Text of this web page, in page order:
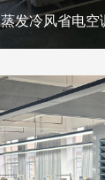
蒸发冷风省电空